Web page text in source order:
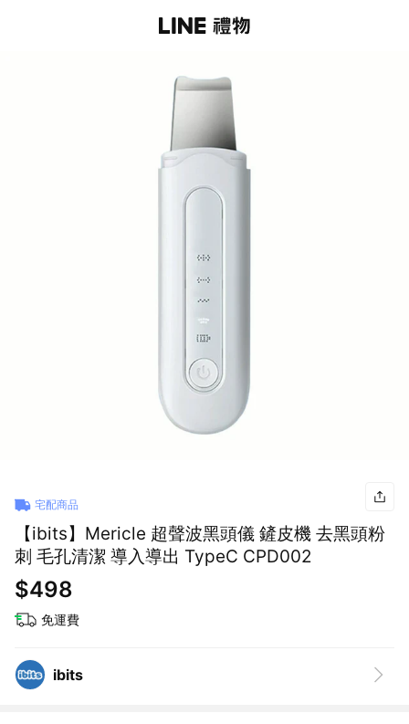
宅配商品
【ibits】Mericle 超聲波黑頭儀 鏟皮機 去黑頭粉
刺 毛孔清潔 導入導出 TypeC CPD002
$498
免運費
ibits